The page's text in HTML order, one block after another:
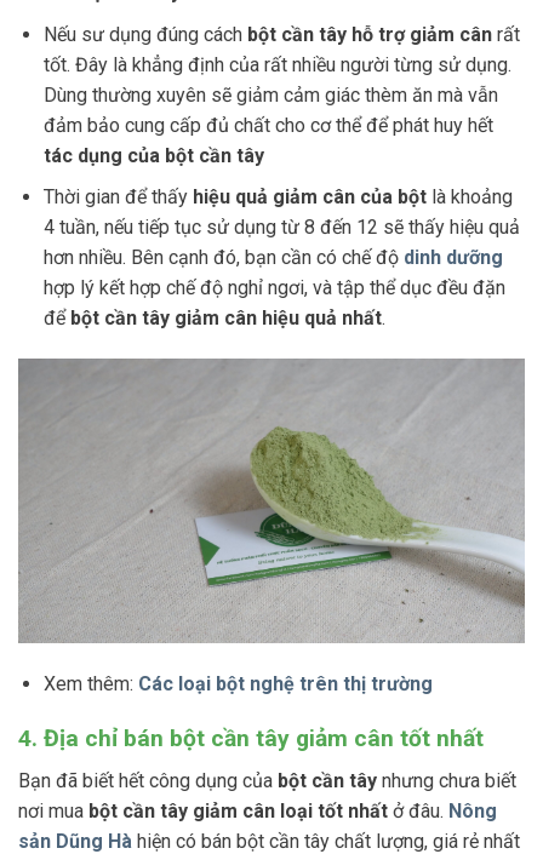
Nếu sư dụng đúng cách bột cần tây hỗ trợ giảm cânrất
tốt. Đây là khẳng định của rất nhiều người từng sử dụng.
Dùng thường xuyên sẽ giảm cảm giác thèm ăn mà vẫn
đảm bảo cung cấp đủ chất cho cơ thể để phát huy hết
tác dụng của bột cần tây
Thời gian để thấy hiệu quả giảm cân của bột là khoảng
4 tuần, nếu tiếp tục sử dụng từ 8 đến 12 sẽ thấy hiệu quả
hơn nhiều. Bên cạnh đó, bạn cần có chế độ dinh dưỡng
hợp lý kết hợp chế độ nghỉ ngơi, và tập thể dục đều đặn
để bột cần tây giảm cân hiệu quả nhất.
Xem thêm: Các loại bột nghệ trên thị trường
4. Địa chỉ bán bột cần tây giảm cân tốt nhất
Bạn đã biết hết công dụng của bột cần tây nhưng chưa biết
nơi mua bột cần tây giảm cân loại tốt nhất ở đâu. Nông
sản Dũng Hà hiện có bán bột cần tây chất lượng, giá rẻ nhất